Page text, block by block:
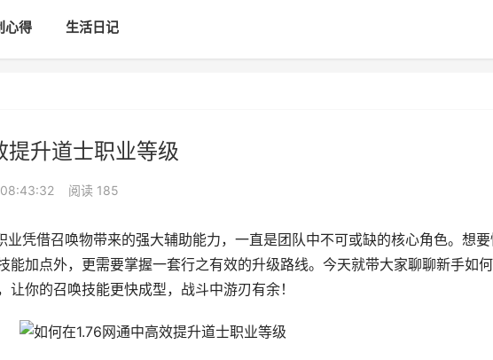
心得 生活日记
提升道士职业等级
阅读 185
业凭借召唤物带来的强大辅助能力，一直是团队中不可或缺的核心角色。想
能加点外，更需要掌握一套行之有效的升级路线。今天就带大家聊聊新手如
你的召唤技能更快成型，战斗中游刃有余！